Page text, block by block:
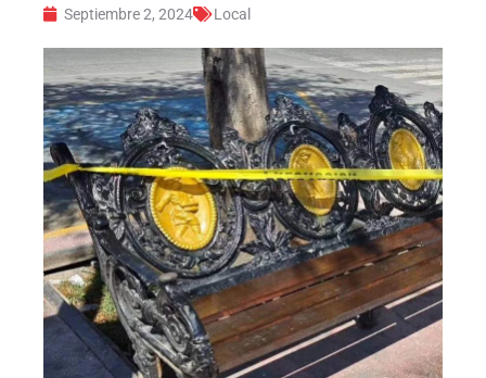
Septiembre 2, 2024 Local